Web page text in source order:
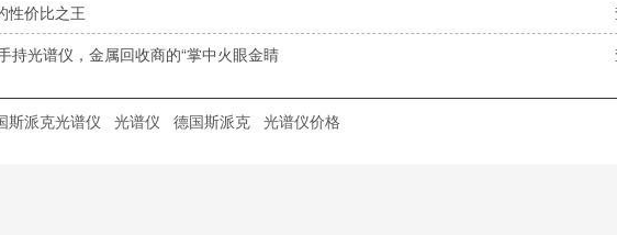
性价比之王
持光谱仪，金属回收商的“掌中火眼金睛
斯派克光谱仪 光谱仪 德国斯派克 光谱仪价格